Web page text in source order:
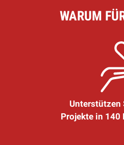
WARUM
Unterstützen
Projekte in 140